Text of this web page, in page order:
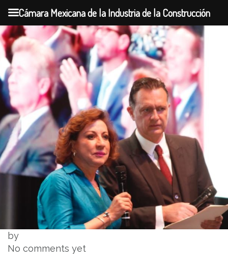
Skip
to
content
by
No comments yet
Cámara Mexicana de la Industria de la Construcción